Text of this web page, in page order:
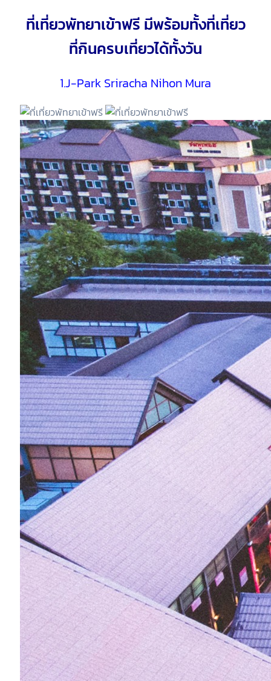
ที่เที่ยวพัทยาเข้าฟรี มีพร้อมทั้งที่เที่ยว
ที่กินครบเที่ยวได้ทั้งวัน
1.J-Park Sriracha Nihon Mura